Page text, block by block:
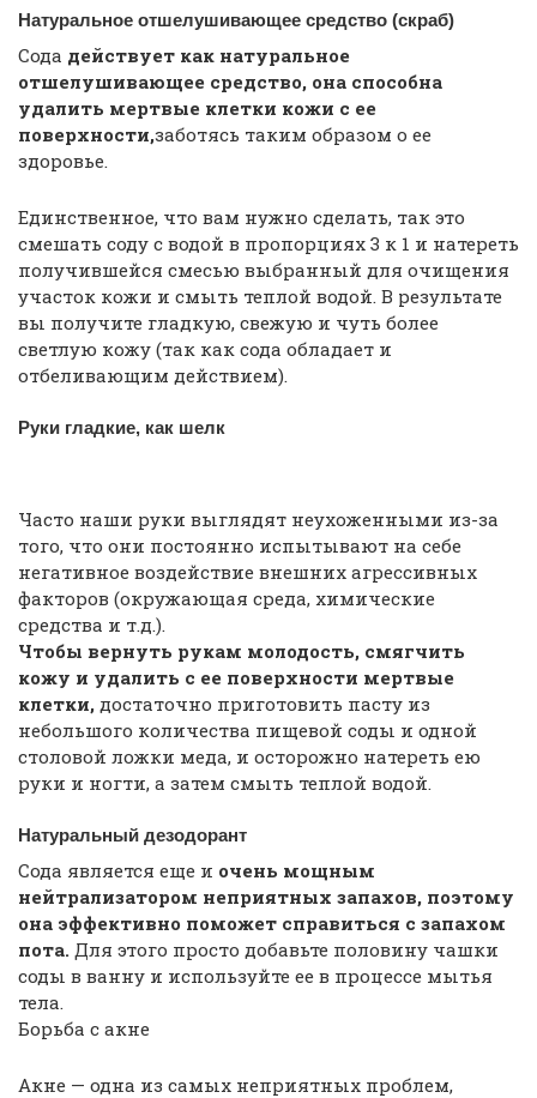
Натуральное отшелушивающее средство (скраб)
Сода действует как натуральное
отшелушивающее средство, она способна
удалить мертвые клетки кожи с ее
поверхности,заботясь таким образом о ее
здоровье.
Единственное, что вам нужно сделать, так это
смешать соду с водой в пропорциях 3 к 1 и натереть
получившейся смесью выбранный для очищения
участок кожи и смыть теплой водой. В результате
вы получите гладкую, свежую и чуть более
светлую кожу (так как сода обладает и
отбеливающим действием).
Руки гладкие, как шелк
Часто наши руки выглядят неухоженными из-за
того, что они постоянно испытывают на себе
негативное воздействие внешних агрессивных
факторов (окружающая среда, химические
средства и т.д.).
Чтобы вернуть рукам молодость, смягчить
кожу и удалить с ее поверхности мертвые
клетки, достаточно приготовить пасту из
небольшого количества пищевой соды и одной
столовой ложки меда, и осторожно натереть ею
руки и ногти, а затем смыть теплой водой.
Натуральный дезодорант
Сода является еще и очень мощным
нейтрализатором неприятных запахов, поэтому
она эффективно поможет справиться с запахом
пота. Для этого просто добавьте половину чашки
соды в ванну и используйте ее в процессе мытья
тела.
Борьба с акне
Акне — одна из самых неприятных проблем,